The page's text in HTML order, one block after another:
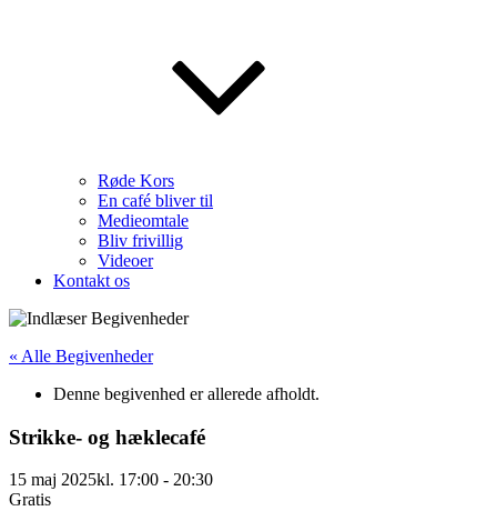
Røde Kors
En café bliver til
Medieomtale
Bliv frivillig
Videoer
Kontakt os
« Alle Begivenheder
Denne begivenhed er allerede afholdt.
Strikke- og hæklecafé
15 maj 2025kl. 17:00 - 20:30
Gratis